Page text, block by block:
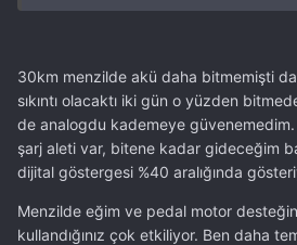
rampayı sanırım çıkamaz patinaja
Hazıra konmak yerine el emeği
30km menzilde akü daha bitmemişti
sıkıntı olacaktı iki gün o yüzden
de analogdu kademeye
şarj aleti var, bitene kadar gideceğim
dijital göstergesi %40 aralığında
Menzilde eğim ve pedal motor
kullandığınız çok etkiliyor. Ben daha